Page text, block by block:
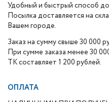
Удобный и быстрый способ
Посылка доставляется на
Вашем городе.
Заказ на сумму свыше 30 000
При сумме заказа менее 30
ТК составляет 1 200 рублей.
ОПЛАТА